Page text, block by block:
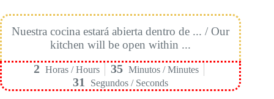
Nuestra cocina estará abierta dentro de ... / Our
kitchen will be open within ...
2 Horas / Hours 35 Minutos / Minutes
31 Segundos / Seconds